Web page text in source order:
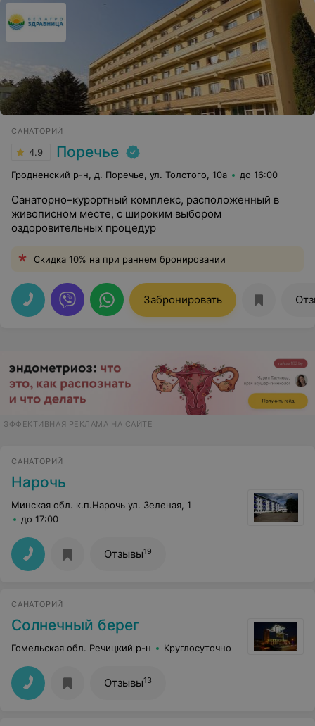
САНАТОРИЙ
4.9 Поречье
Гродненский р-н, д. Поречье, ул. Толстого, 10а до 16:00
Санаторно–курортный комплекс, расположенный в
живописном месте, с широким выбором
оздоровительных процедур
Скидка 10% на при раннем бронировании
Забронировать
ЭФФЕКТИВНАЯ РЕКЛАМА НА САЙТЕ
САНАТОРИЙ
Нарочь
Минская обл. к.п.Нарочь ул. Зеленая, 1
до 17:00
Отзывы19
САНАТОРИЙ
Солнечный берег
Гомельская обл. Речицкий р-н Круглосуточно
Отзывы13